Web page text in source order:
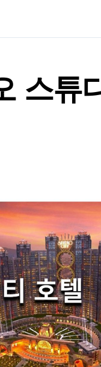
지
스튜